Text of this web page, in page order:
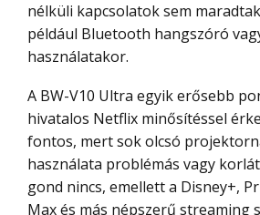
nélküli kapcsolatok sem
például Bluetooth hangszóró
használatakor.
A BW-V10 Ultra egyik erősebb pontja, hogy
hivatalos Netflix minősítéssel
fontos, mert sok olcsó
használata problémás vagy
gond nincs, emellett a Disney+,
Max és más népszerű streaming